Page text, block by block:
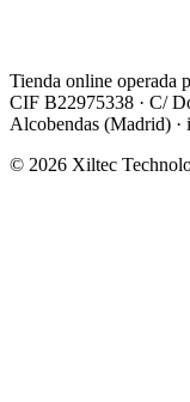
Tienda online operada
CIF B22975338 · C/
Alcobendas (Madrid) ·
© 2026 Xiltec